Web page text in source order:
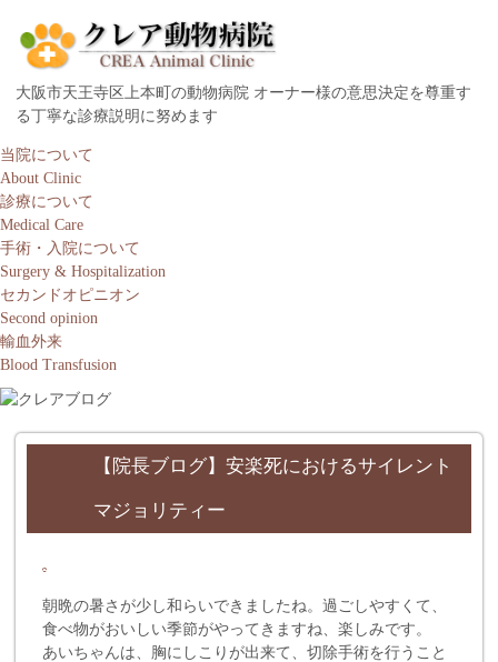
大阪市天王寺区上本町の動物病院 オーナー様の意思決定を尊重す
る丁寧な診療説明に努めます
当院について
About Clinic
診療について
Medical Care
手術・入院について
Surgery & Hospitalization
セカンドオピニオン
Second opinion
輸血外来
Blood Transfusion
【院長ブログ】安楽死におけるサイレント
マジョリティー
朝晩の暑さが少し和らいできましたね。過ごしやすくて、
食べ物がおいしい季節がやってきますね、楽しみです。
あいちゃんは、胸にしこりが出来て、切除手術を行うこと